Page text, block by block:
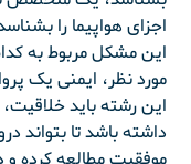
اجزای هواپیما را
این مشکل مربوط به
مورد نظر، ایمنی یک
این رشته باید
داشته باشد تا بتواند